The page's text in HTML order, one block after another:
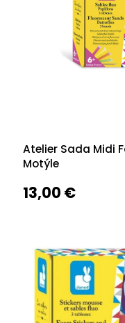
Atelier Sada Midi
Motýle
13,00 €